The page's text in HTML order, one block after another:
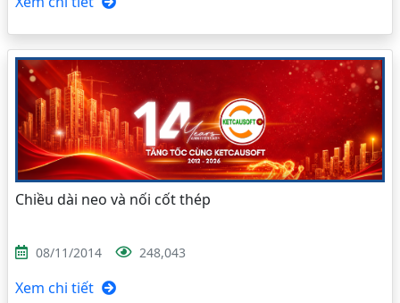
Chiều dài neo và nối cốt thép
08/11/2014 248,043
Xem chi tiết